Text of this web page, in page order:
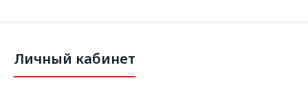
Личный кабинет